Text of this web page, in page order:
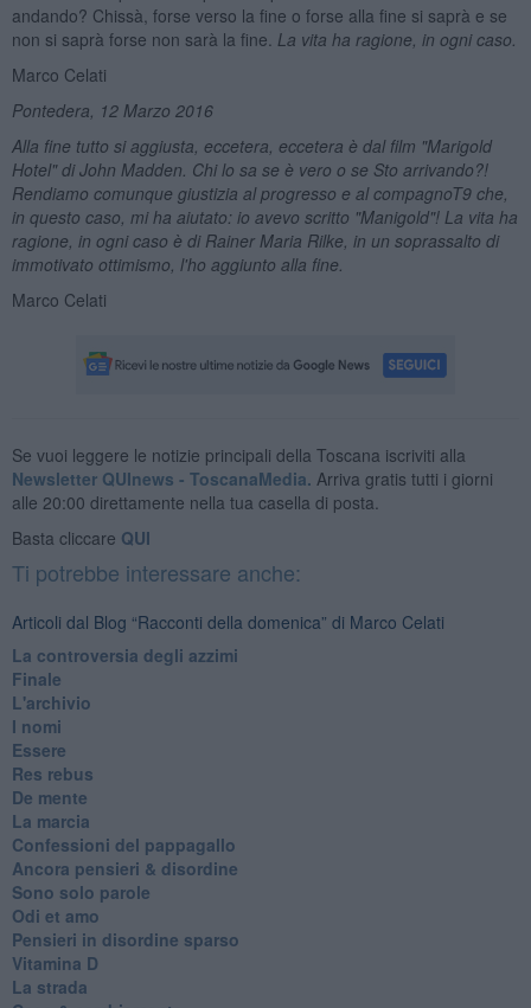
andando? Chissà, forse verso la fine o forse alla fine si saprà e se
non si saprà forse non sarà la fine. La vita ha ragione, in ogni caso.
Marco Celati
Pontedera, 12 Marzo 2016
Alla fine tutto si aggiusta, eccetera, eccetera è dalfilm "Marigold
Hotel"di John Madden. Chi lo sa se è vero o se Sto arrivando?!
Rendiamo comunque giustizia al progresso e al compagnoT9 che,
in questo caso, mi ha aiutato: io avevo scritto "Manigold"! La vita ha
ragione, in ogni caso è di Rainer Maria Rilke, in un soprassalto di
immotivato ottimismo, l'ho aggiunto alla fine.
Marco Celati
Se vuoi leggere le notizie principali della Toscana iscriviti alla
Newsletter QUInews - ToscanaMedia. Arriva gratis tutti i giorni
alle 20:00 direttamente nella tua casella di posta.
Basta cliccare QUI
Ti potrebbe interessare anche:
Articoli dal Blog “Racconti della domenica” di Marco Celati
La controversia degli azzimi
Finale
L'archivio
I nomi
Essere
Res rebus
De mente
La marcia
Confessioni del pappagallo
Ancora pensieri & disordine
Sono solo parole
Odi et amo
Pensieri in disordine sparso
Vitamina D
La strada